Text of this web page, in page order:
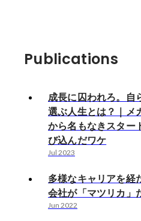
Publications
成長に囚われろ。自
選ぶ人生とは？｜メ
から名もなきスター
び込んだワケ
Jul 2023
多様なキャリアを経
会社が「マツリカ」
Jun 2022